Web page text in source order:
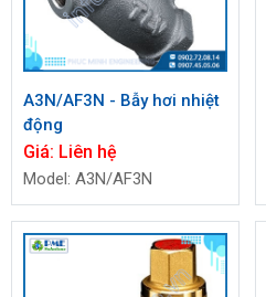
A3N/AF3N - Bẫy hơi nhiệt
động
Giá: Liên hệ
Model: A3N/AF3N